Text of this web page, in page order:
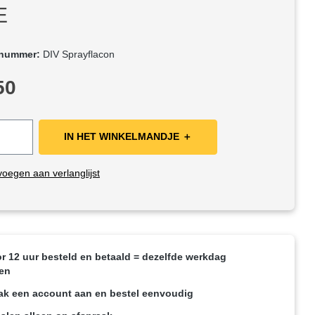
DIV Sprayflacon
IN HET WINKELMANDJE ＋
aan verlanglijst
12 uur besteld en betaald = dezelfde werkdag
een account aan en bestel eenvoudig